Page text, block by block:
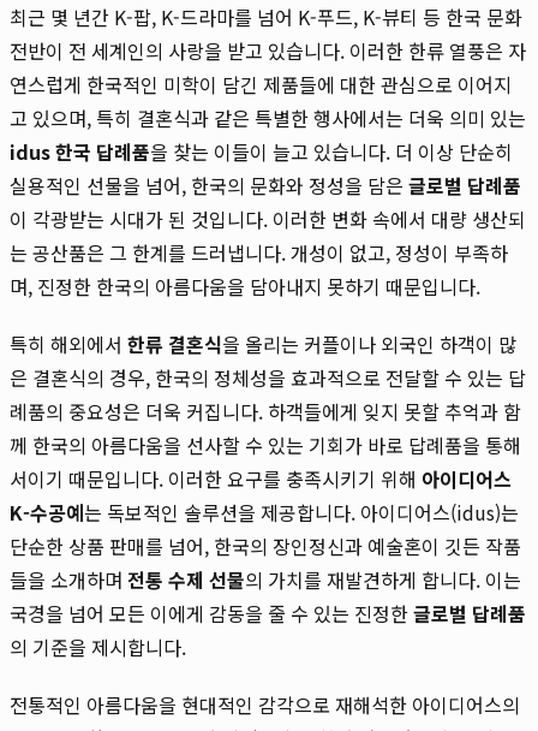
최근 몇 년간 K-팝, K-드라마를 넘어 K-푸드, K-뷰티 등 한국 문화
전반이 전 세계인의 사랑을 받고 있습니다. 이러한 한류 열풍은 자
연스럽게 한국적인 미학이 담긴 제품들에 대한 관심으로 이어지
고 있으며, 특히 결혼식과 같은 특별한 행사에서는 더욱 의미 있는
idus 한국 답례품을 찾는 이들이 늘고 있습니다. 더 이상 단순히
실용적인 선물을 넘어, 한국의 문화와 정성을 담은 글로벌 답례품
이 각광받는 시대가 된 것입니다. 이러한 변화 속에서 대량 생산되
는 공산품은 그 한계를 드러냅니다. 개성이 없고, 정성이 부족하
며, 진정한 한국의 아름다움을 담아내지 못하기 때문입니다.
특히 해외에서 한류 결혼식을 올리는 커플이나 외국인 하객이 많
은 결혼식의 경우, 한국의 정체성을 효과적으로 전달할 수 있는 답
례품의 중요성은 더욱 커집니다. 하객들에게 잊지 못할 추억과 함
께 한국의 아름다움을 선사할 수 있는 기회가 바로 답례품을 통해
서이기 때문입니다. 이러한 요구를 충족시키기 위해 아이디어스
K-수공예는 독보적인 솔루션을 제공합니다. 아이디어스(idus)는
단순한 상품 판매를 넘어, 한국의 장인정신과 예술혼이 깃든 작품
들을 소개하며 전통 수제 선물의 가치를 재발견하게 합니다. 이는
국경을 넘어 모든 이에게 감동을 줄 수 있는 진정한글로벌 답례품
의 기준을 제시합니다.
전통적인 아름다움을 현대적인 감각으로 재해석한 아이디어스의